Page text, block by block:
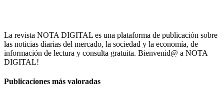
La revista NOTA DIGITAL es una plataforma de publicación sobre
las noticias diarias del mercado, la sociedad y la economía, de
información de lectura y consulta gratuita. Bienvenid@ a NOTA
DIGITAL!
Publicaciones más valoradas